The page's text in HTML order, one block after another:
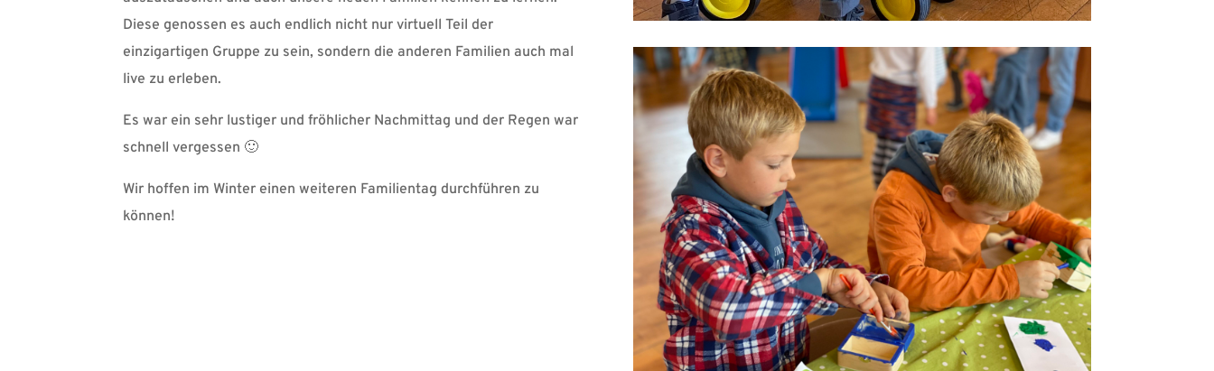
Diese genossen es auch endlich nicht nur virtuell Teil der
einzigartigen Gruppe zu sein, sondern die anderen Familien auch mal
live zu erleben.
Es war ein sehr lustiger und fröhlicher Nachmittag und der Regen war
schnell vergessen 🙂
Wir hoffen im Winter einen weiteren Familientag durchführen zu
können!